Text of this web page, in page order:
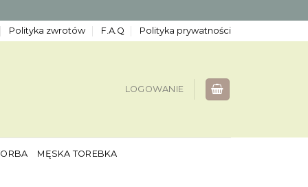
Polityka zwrotów F.A.Q Polityka prywatności
LOGOWANIE
MĘSKA TOREBKA